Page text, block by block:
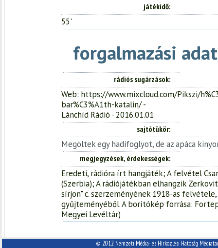
játékidő
55'
forgalmazási
rádiós sugárzások
Web: https://www.mixcloud.com/Pikszi/
bar%C3%A1th-katalin/ -
Lánchíd Rádió - 2016.01.01
sajtótükör
Megöltek egy hadifoglyot, de az apáca
megjegyzések, érdekességek
Eredeti, rádióra írt hangjáték; A felvétel
(Szerbia); A rádiójátékban elhangzik
sírjon" c. szerzeményének 1918-as
gyűjteményéből. A borítókép forrása:
Megyei Levéltár)
© 2012 Nemzeti Média- és Hírközlési Hatóság